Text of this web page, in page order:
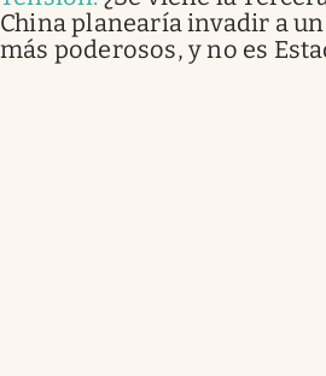
China planearía invadir a
más poderosos, y no es